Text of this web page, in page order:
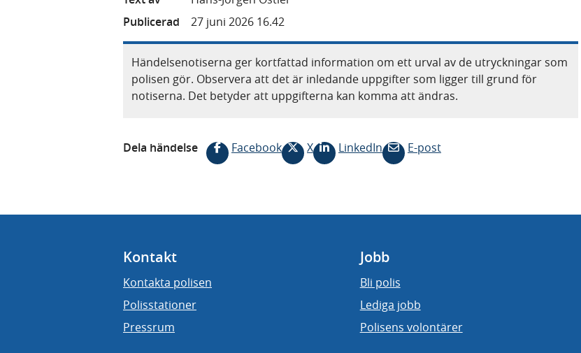
Publicerad
27 juni 2026 16.42
Händelsenotiserna ger kortfattad information om ett urval av de utryckningar som
polisen gör. Observera att det är inledande uppgifter som ligger till grund för
notiserna. Det betyder att uppgifterna kan komma att ändras.
Dela händelse Facebook X LinkedIn E-post
Kontakt
Kontakta polisen
Polisstationer
Pressrum
Jobb
Bli polis
Lediga jobb
Polisens volontärer